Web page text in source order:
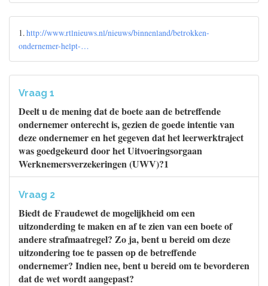
1.http://www.rtlnieuws.nl/nieuws/binnenland/betrokken-
ondernemer-helpt-…
Vraag 1
Deelt u de mening dat de boete aan de betreffende
ondernemer onterecht is, gezien de goede intentie van
deze ondernemer en het gegeven dat het leerwerktraject
was goedgekeurd door het Uitvoeringsorgaan
Werknemersverzekeringen (UWV)?1
Vraag 2
Biedt de Fraudewet de mogelijkheid om een
uitzonderding te maken en af te zien van een boete of
andere strafmaatregel? Zo ja, bent u bereid om deze
uitzondering toe te passen op de betreffende
ondernemer? Indien nee, bent u bereid om te bevorderen
dat de wet wordt aangepast?